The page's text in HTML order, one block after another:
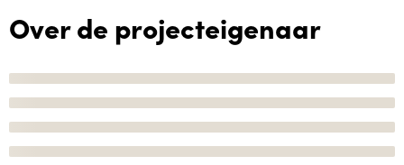
Over de projecteigenaar